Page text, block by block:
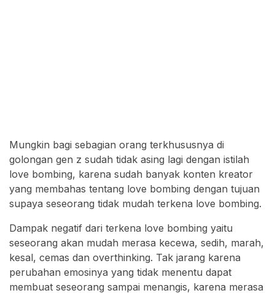
Mungkin bagi sebagian orang terkhususnya di
golongan gen z sudah tidak asing lagi dengan istilah
love bombing, karena sudah banyak konten kreator
yang membahas tentang love bombing dengan tujuan
supaya seseorang tidak mudah terkena love bombing.
Dampak negatif dari terkena love bombing yaitu
seseorang akan mudah merasa kecewa, sedih, marah,
kesal, cemas dan overthinking. Tak jarang karena
perubahan emosinya yang tidak menentu dapat
membuat seseorang sampai menangis, karena merasa